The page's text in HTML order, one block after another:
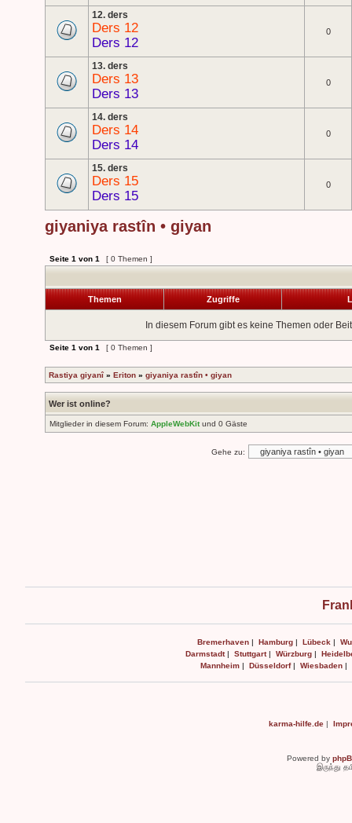
12. ders
Ders 12
Ders 12
0
13. ders
Ders 13
Ders 13
0
14. ders
Ders 14
Ders 14
0
15. ders
Ders 15
Ders 15
0
giyaniya rastîn • giyan
Seite 1 von 1 [ 0 Themen ]
Themen Zugriffe
In diesem Forum gibt es keine Themen oder
Seite 1 von 1 [ 0 Themen ]
Rastiya giyanî » Eriton » giyaniya rastîn • giyan
Wer ist online?
Mitglieder in diesem Forum: AppleWebKitund 0 Gäste
Gehe zu:
Bremerhaven | Hamburg | Lübeck |
Darmstadt| Stuttgart| Würzburg|
Mannheim | Düsseldorf| Wiesbaden |
karma-hilfe.de|
Powered by
இருந்து